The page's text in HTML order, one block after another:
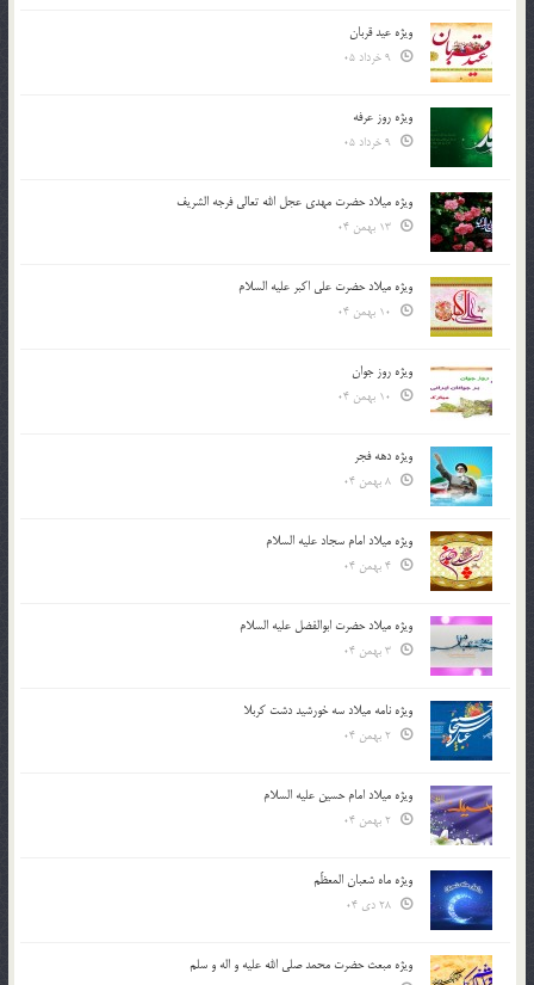
ویژه عید قربان
ویژه روز عرفه
ویژه میلاد حضرت مهدی عجل الله تعالی فرجه الشريف
ویژه میلاد حضرت علی اکبر علیه السلام
ویژه روز جوان
ویژه دهه فجر
ویژه میلاد امام سجاد علیه السلام
ویژه میلاد حضرت ابوالفضل علیه السلام
ویژه نامه میلاد سه خورشید دشت کربلا
ویژه میلاد امام حسین علیه السلام
ویژه ماه شعبان المعظّم
ویژه مبعث حضرت محمد صلی الله علیه و اله و سلم